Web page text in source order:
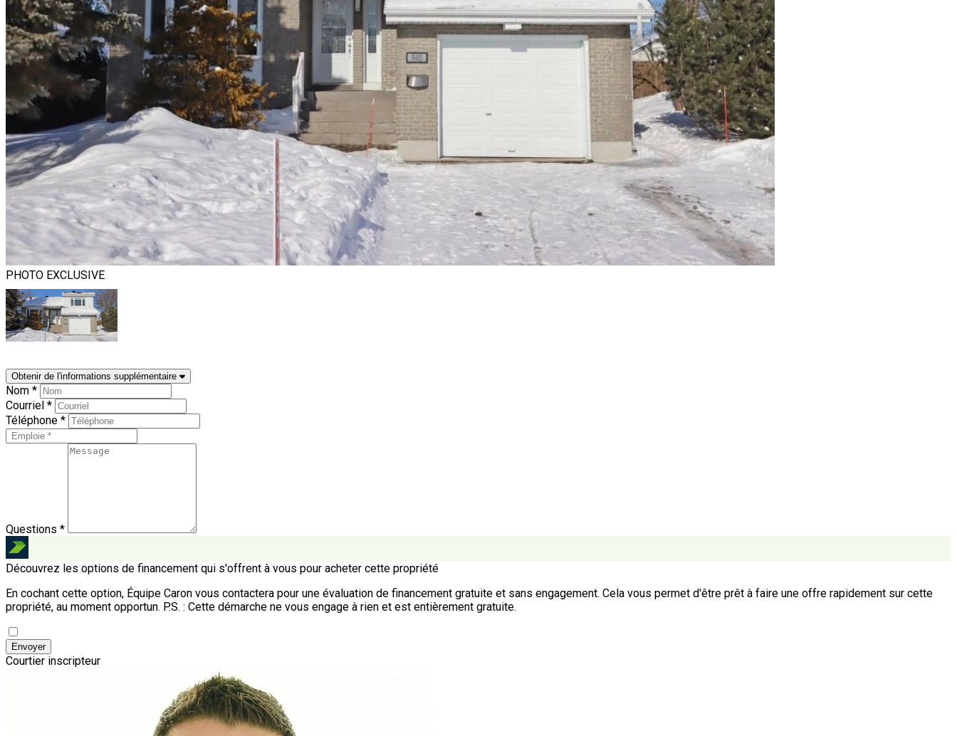
PHOTO EXCLUSIVE
Obtenir de l'informations supplémentaire
Nom *
Courriel *
Téléphone *
Questions *
Découvrez les options de financement qui s'offrent à vous pour acheter cette propriété
En cochant cette option, Équipe Caron vous contactera pour une évaluation de financement gratuite et sans engagement. Cela vous permet d'être prêt à faire une offre rapidement sur cette
propriété, au moment opportun. P.S. : Cette démarche ne vous engage à rien et est entièrement gratuite.
Envoyer
Courtier inscripteur